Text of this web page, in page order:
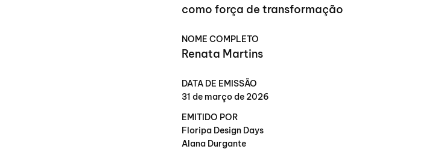
como força de transformação
NOME COMPLETO
Renata Martins
DATA DE EMISSÃO
31 de março de 2026
EMITIDO POR
Floripa Design Days
Alana Durgante